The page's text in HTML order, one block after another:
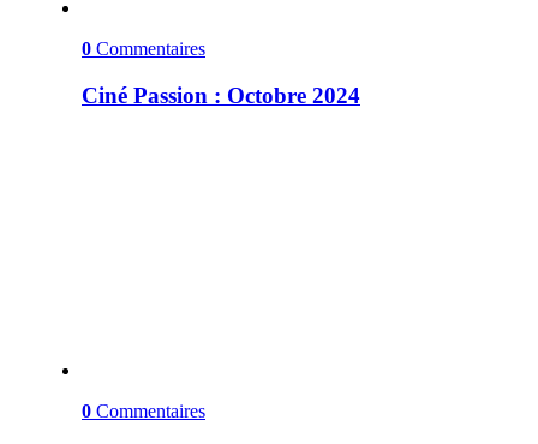
0 Commentaires
Ciné Passion : Octobre 2024
0 Commentaires